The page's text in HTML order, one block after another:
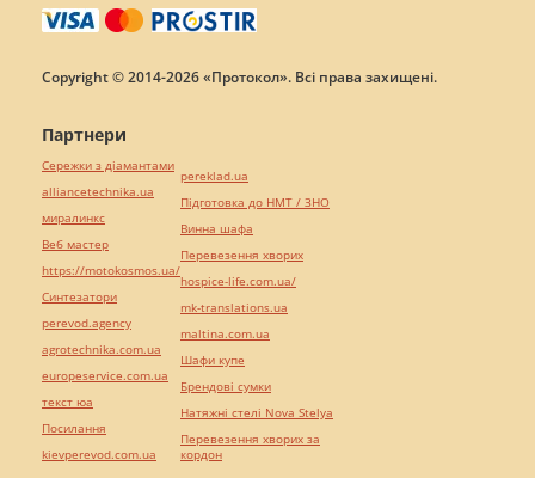
Copyright © 2014-2026 «Протокол». Всі права захищені.
Партнери
Сережки з діамантами
alliancetechnika.ua
миралинкс
Веб мастер
https://motokosmos.ua/
Синтезатори
perevod.agency
agrotechnika.com.ua
europeservice.com.ua
текст юа
Посилання
kievperevod.com.ua
pereklad.ua
Підготовка до НМТ / ЗНО
Винна шафа
Перевезення хворих
hospice-life.com.ua/
mk-translations.ua
maltina.com.ua
Шафи купе
Брендові сумки
Натяжні стелі Nova Stelya
Перевезення хворих за
кордон